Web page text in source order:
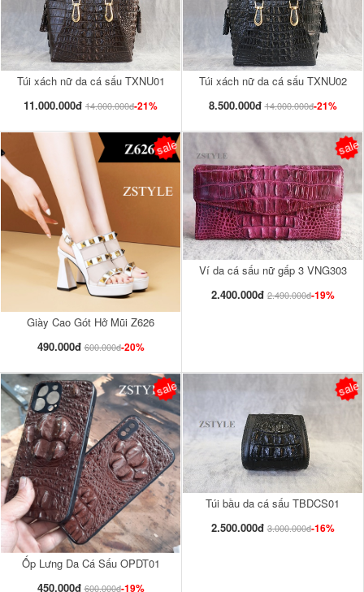
Túi xách nữ da cá sấu TXNU01
11.000.000đ 14.000.000đ-21%
Túi xách nữ da cá sấu TXNU02
8.500.000đ 14.000.000đ-21%
Giày Cao Gót Hở Mũi Z626
490.000đ 600.000đ-20%
sale
Ví da cá sấu nữ gấp 3 VNG303
2.400.000đ 2.490.000đ-19%
sale
Ốp Lưng Da Cá Sấu OPDT01
450.000đ 600.000đ-19%
sale
Túi bầu da cá sấu TBDCS01
2.500.000đ 3.000.000đ-16%
sale